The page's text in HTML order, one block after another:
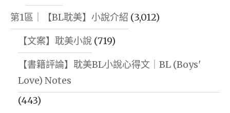
第1區｜【BL耽美】小說介紹 (3,012)
【文案】耽美小說 (719)
【書籍評論】耽美BL小說心得文｜BL (Boys'
Love) Notes
(443)